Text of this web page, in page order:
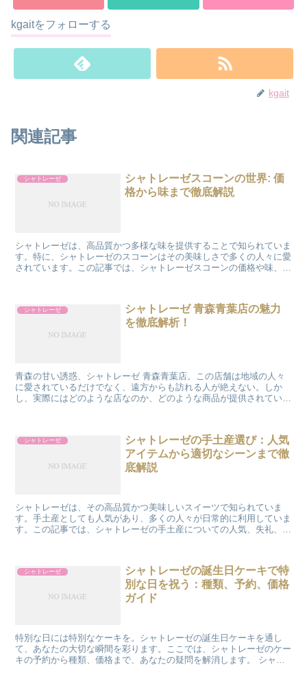
kgaitをフォローする
kgait
関連記事
シャトレーゼ
シャトレーゼスコーンの世界: 価
格から味まで徹底解説
シャトレーゼは、高品質かつ多様な味を提供することで知られていま
す。特に、シャトレーゼのスコーンはその美味しさで多くの人々に愛
されています。この記事では、シャトレーゼスコーンの価格や味、食
シャトレーゼ
シャトレーゼ 青森青葉店の魅力
を徹底解析！
青森の甘い誘惑、シャトレーゼ 青森青葉店。この店舗は地域の人々
に愛されているだけでなく、遠方からも訪れる人が絶えない。しか
し、実際にはどのような店なのか、どのような商品が提供されている
シャトレーゼ
シャトレーゼの手土産選び：人気
アイテムから適切なシーンまで徹
底解説
シャトレーゼは、その高品質かつ美味しいスイーツで知られていま
す。手土産としても人気があり、多くの人々が日常的に利用していま
す。この記事では、シャトレーゼの手土産についての人気、失礼、マ
シャトレーゼ
シャトレーゼの誕生日ケーキで特
別な日を祝う：種類、予約、価格
ガイド
特別な日には特別なケーキを。シャトレーゼの誕生日ケーキを通し
て、あなたの大切な瞬間を彩ります。ここでは、シャトレーゼのケー
キの予約から種類、価格まで、あなたの疑問を解消します。 シャト